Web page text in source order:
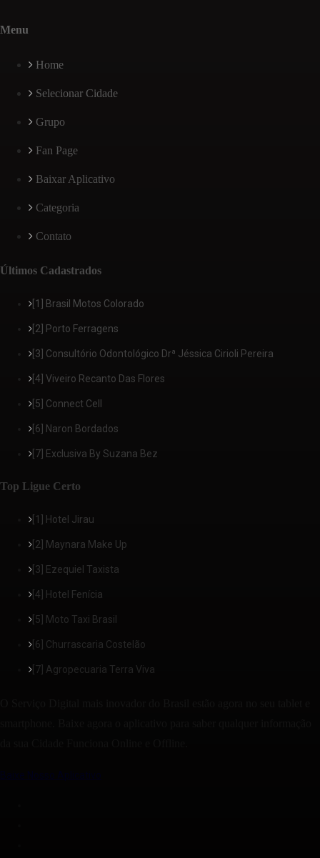
Menu
Home
Selecionar Cidade
Grupo
Fan Page
Baixar Aplicativo
Categoria
Contato
Últimos Cadastrados
[1] Brasil Motos Colorado
[2] Porto Ferragens
[3] Consultório Odontológico Drª Jéssica Cirioli Pereira
[4] Viveiro Recanto Das Flores
[5] Connect Cell
[6] Naron Bordados
[7] Exclusiva By Suzana Bez
Top Ligue Certo
[1] Hotel Jirau
[2] Maynara Make Up
[3] Ezequiel Taxista
[4] Hotel Fenícia
[5] Moto Taxi Brasil
[6] Churrascaria Costelão
[7] Agropecuaria Terra Viva